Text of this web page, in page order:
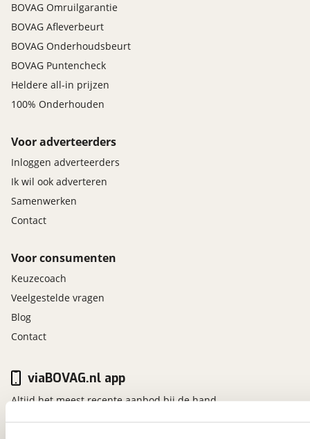
BOVAG Omruilgarantie
BOVAG Afleverbeurt
BOVAG Onderhoudsbeurt
BOVAG Puntencheck
Heldere all-in prijzen
100% Onderhouden
Voor adverteerders
Inloggen adverteerders
Ik wil ook adverteren
Samenwerken
Contact
Voor consumenten
Keuzecoach
Veelgestelde vragen
Blog
Contact
viaBOVAG.nl app
Altijd het meest recente aanbod bij de hand.